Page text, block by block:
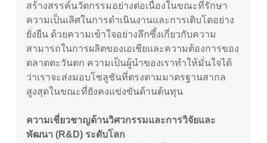
สร้างสรรค์นวัตกรรมอย่างต่อเนื่องในขณะที่รักษา
ความเป็นเลิศในการดำเนินงานและการเติบโตอย่าง
ยั่งยืน ด้วยความเข้าใจอย่างลึกซึ้งเกี่ยวกับความ
สามารถในการผลิตของเอเชียและความต้องการของ
ตลาดตะวันตก ความเป็นผู้นำของเราทำให้มั่นใจได้
ว่าเราจะส่งมอบโซลูชันที่ตรงตามมาตรฐานสากล
สูงสุดในขณะที่ยังคงแข่งขันด้านต้นทุน
ความเชี่ยวชาญด้านวิศวกรรมและการวิจัยและ
พัฒนา (R&D) ระดับโลก